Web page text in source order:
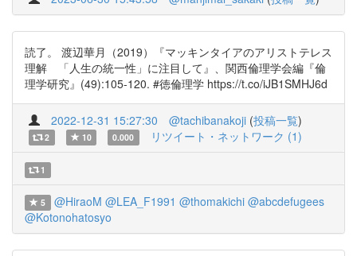
読了。 渡辺華月（2019）『マッキンタイアのアリストテレス
理解 「人生の統一性」に注目して』、関西倫理学会編『倫
理学研究』(49):105-120. #徳倫理学 https://t.co/iJB1SMHJ6d
2022-12-31 15:27:30 @tachibanakoji (投稿一覧)
2 10 0.000 リツイート・ネットワーク (1)
1
5 @HiraoM @LEA_F1991 @thomakichi @abcdefugees
@Kotonohatosyo